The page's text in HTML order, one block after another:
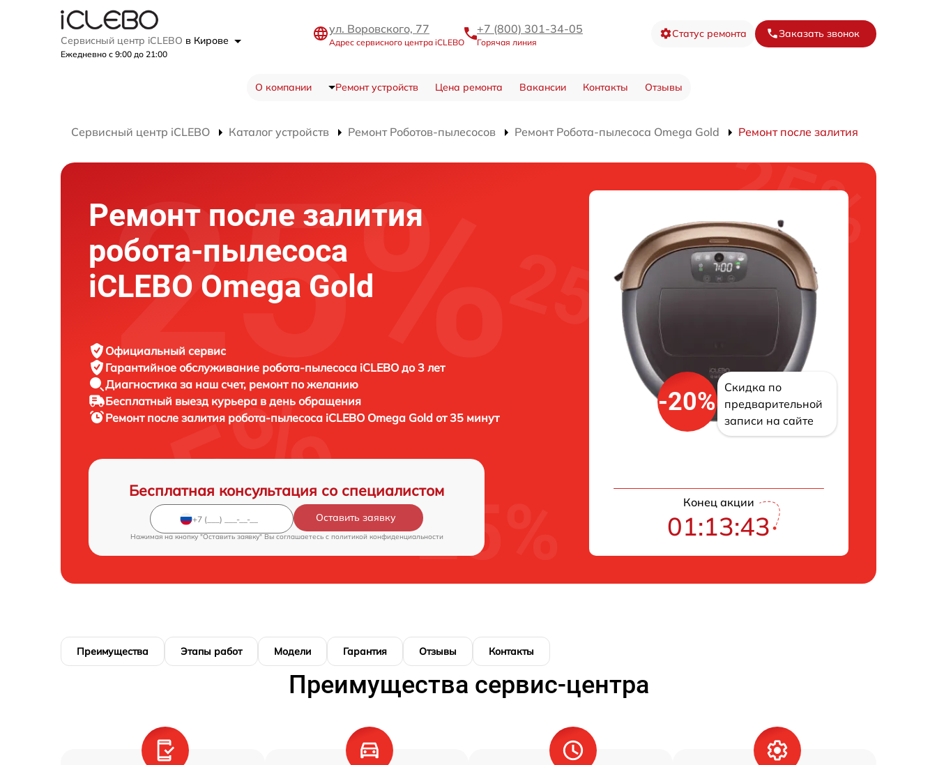
Сервисный центр iCLEBO в Кирове
Ежедневно с 9:00 до 21:00
ул. Воровского, 77
Адрес сервисного центра iCLEBO
+7 (800) 301-34-05
Горячая линия
Статус ремонта Заказать звонок
О компании Ремонт устройств Цена ремонта Вакансии Контакты Отзывы
Сервисный центр iCLEBO Каталог устройств Ремонт Роботов-пылесосов Ремонт Робота-пылесоса Omega Gold Ремонт после залития
Ремонт после залития
робота-пылесоса
iCLEBO Omega Gold
Официальный сервис
Гарантийное обслуживание робота-пылесоса iCLEBO до 3 лет
Диагностика за наш счет, ремонт по желанию
Бесплатный выезд курьера в день обращения
Ремонт после залития робота-пылесоса iCLEBO Omega Gold от 35 минут
Бесплатная консультация со специалистом
Оставить заявку
Нажимая на кнопку "Оставить заявку" Вы соглашаетесь c политикой конфиденциальности
-20%
Скидка по
предварительной
записи на сайте
Конец акции
01:13:42
Преимущества Этапы работ Модели Гарантия Отзывы Контакты
Преимущества сервис-центра